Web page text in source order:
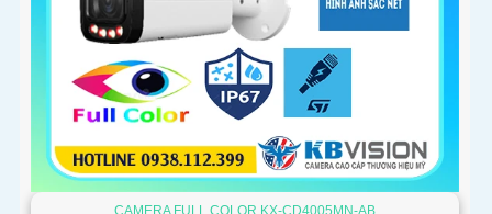
CAMERA FULL COLOR KX-CD4005MN-AB